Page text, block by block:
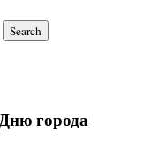
Search
города